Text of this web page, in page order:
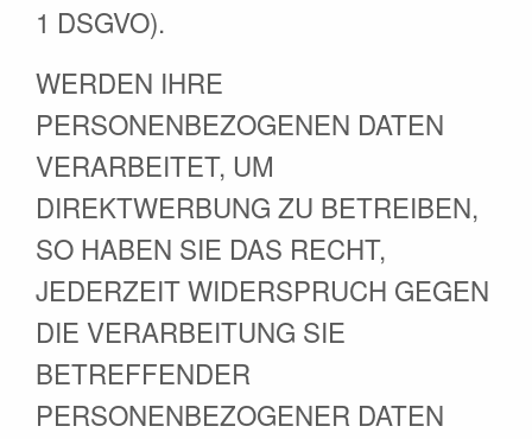
1 DSGVO).
WERDEN IHRE
PERSONENBEZOGENEN DATEN
VERARBEITET, UM
DIREKTWERBUNG ZU BETREIBEN,
SO HABEN SIE DAS RECHT,
JEDERZEIT WIDERSPRUCH GEGEN
DIE VERARBEITUNG SIE
BETREFFENDER
PERSONENBEZOGENER DATEN